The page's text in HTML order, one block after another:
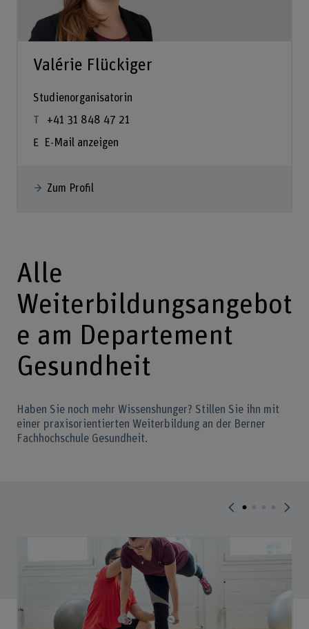
Valérie Flückiger
Studienorganisatorin
+41 31 848 47 21
E-Mail anzeigen
Zum Profil
Alle
Weiterbildungsangebot
e am Departement
Gesundheit
Haben Sie noch mehr Wissenshunger? Stillen Sie ihn mit
einer praxisorientierten Weiterbildung an der Berner
Fachhochschule Gesundheit.